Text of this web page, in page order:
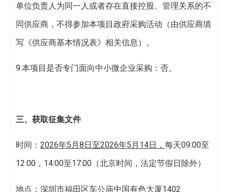
单位负责人为同一人或者存在直接控股、管理关系的不
同供应商，不得参加本项目政府采购活动（由供应商填
写《供应商基本情况表》相关信息）。
9.本项目是否专门面向中小微企业采购：否。
三、获取征集文件
时间： 2026年5月8日至2026年5月 14日 ， 每天09:00至
12:00，14:00至17:00（北京时间，法定节假日除外）
地点：深圳市福田区车公庙中国有色大厦1402